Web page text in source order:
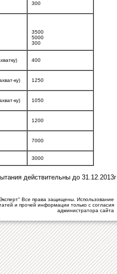
300
3500
5000
300
400
ку) 1250
ку) 1050
1200
7000
3000
действительны до 31.12.2013г
Все права защищены. Использование
и прочей информации только с согласия
администратора сайта